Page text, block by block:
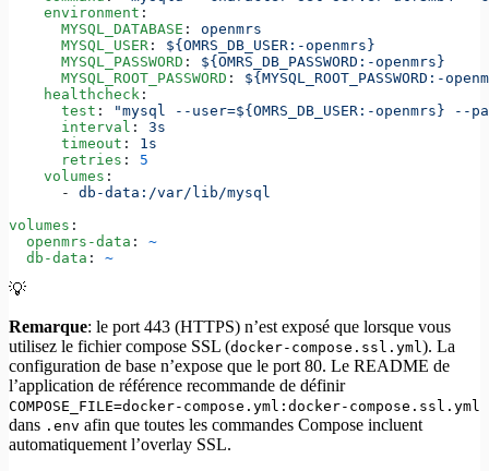
    environment
:
      MYSQL_DATABASE
: openmrs
      MYSQL_USER
: ${OMRS_DB_USER:-openmrs}
      MYSQL_PASSWORD
: ${OMRS_DB_PASSWORD:-openmrs}
      MYSQL_ROOT_PASSWORD
: ${MYSQL_ROOT_PASSWORD:-
    healthcheck
:
      test
:
"mysql --user=${OMRS_DB_USER:-openmrs} --
      interval
: 3s
      timeout
: 1s
      retries
: 5
    volumes
:
      -
db-data:/var/lib/mysql
volumes :
  openmrs-data
: ~
  db-data
: ~
💡
Remarque: le port 443 (HTTPS) n’est exposé que lorsque vous
utilisez le fichier compose SSL (docker-compose.ssl.yml). La
configuration de base n’expose que le port 80. Le README de
l’application de référence recommande de définir
COMPOSE_FILE=docker-compose.yml:docker-compose.ssl.yml
dans .env afin que toutes les commandes Compose incluent
automatiquement l’overlay SSL.